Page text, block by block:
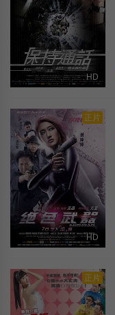
HD
正片
HD
正片